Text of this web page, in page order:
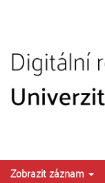
Zobrazit záznam